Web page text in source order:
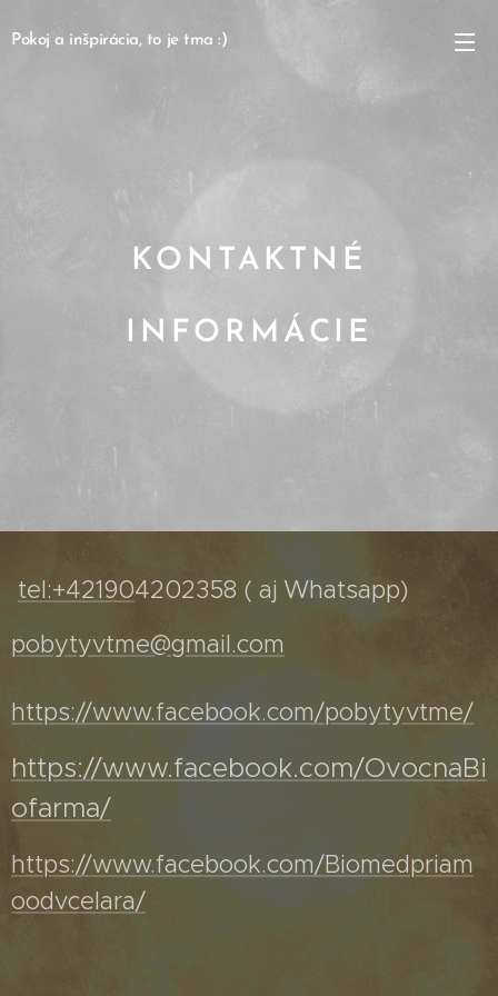
Pokoj a inšpirácia, to je tma :)
KONTAKTNÉ
INFORMÁCIE
tel:+421904202358 ( aj Whatsapp)
pobytyvtme@gmail.com
https://www.facebook.com/pobytyvtme/
https://www.facebook.com/OvocnaBi
ofarma/
https://www.facebook.com/Biomedpriam
oodvcelara/